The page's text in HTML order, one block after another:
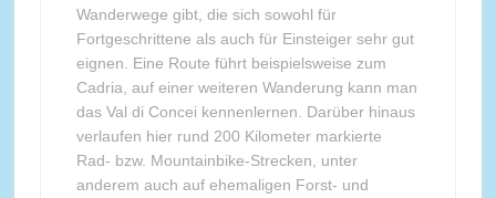
Wanderwege gibt, die sich sowohl für
Fortgeschrittene als auch für Einsteiger sehr gut
eignen. Eine Route führt beispielsweise zum
Cadria, auf einer weiteren Wanderung kann man
das Val di Concei kennenlernen. Darüber hinaus
verlaufen hier rund 200 Kilometer markierte
Rad- bzw. Mountainbike-Strecken, unter
anderem auch auf ehemaligen Forst- und